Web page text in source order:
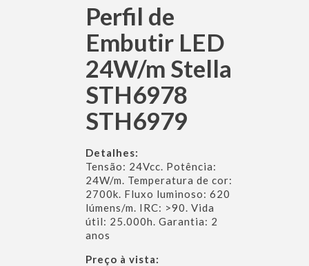
Perfil de
Embutir LED
24W/m Stella
STH6978
STH6979
Detalhes:
Tensão: 24Vcc. Potência:
24W/m. Temperatura de cor:
2700k. Fluxo luminoso: 620
lúmens/m. IRC: >90. Vida
útil: 25.000h. Garantia: 2
anos
Preço à vista: